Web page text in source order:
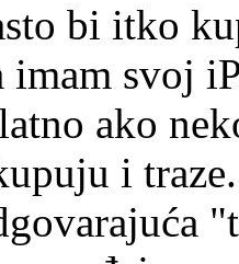
bi itko
imam svoj
ako
i traze.